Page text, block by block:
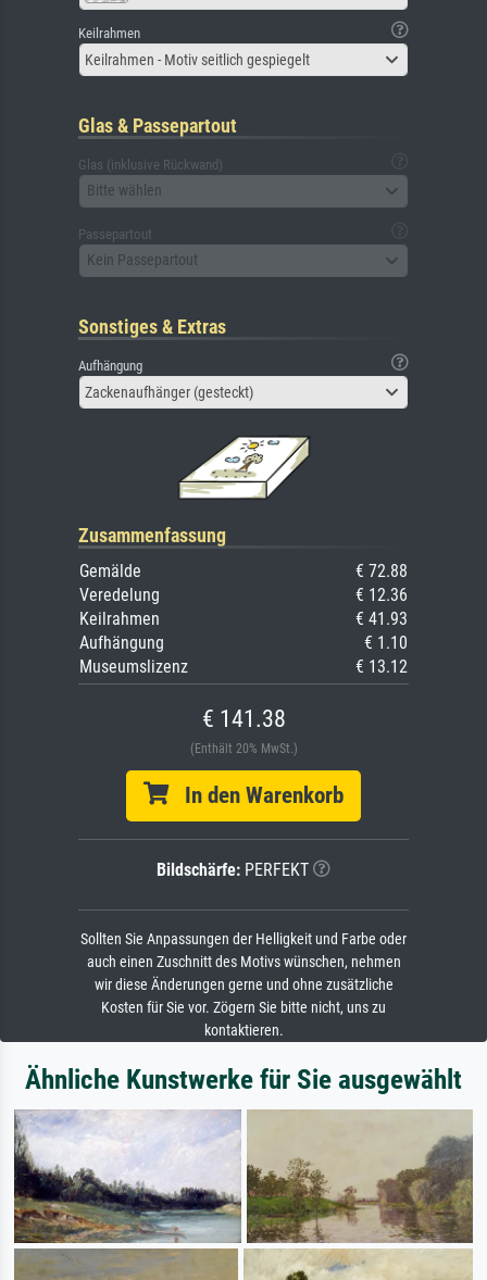
Keilrahmen
Keilrahmen - Motiv seitlich gespiegelt
Glas & Passepartout
Glas (inklusive Rückwand)
Bitte wählen
Passepartout
Kein Passepartout
Sonstiges & Extras
Aufhängung
Zackenaufhänger (gesteckt)
Zusammenfassung
Gemälde
€ 72.88
Veredelung
€ 12.36
Keilrahmen
€ 41.93
Aufhängung
€ 1.10
Museumslizenz
€ 13.12
€ 141.38
(Enthält 20% MwSt.)
In den Warenkorb
Bildschärfe: PERFEKT
Sollten Sie Anpassungen der Helligkeit und Farbe oder
auch einen Zuschnitt des Motivs wünschen, nehmen
wir diese Änderungen gerne und ohne zusätzliche
Kosten für Sie vor. Zögern Sie bitte nicht, uns zu
kontaktieren.
Ähnliche Kunstwerke für Sie ausgewählt